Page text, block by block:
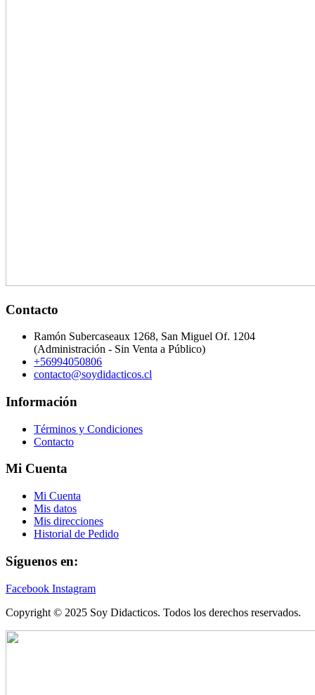
Contacto
Ramón Subercaseaux 1268, San Miguel Of. 1204
(Administración - Sin Venta a Público)
+56994050806
contacto@soydidacticos.cl
Información
Términos y Condiciones
Contacto
Mi Cuenta
Mi Cuenta
Mis datos
Mis direcciones
Historial de Pedido
Síguenos en:
Facebook Instagram
Copyright © 2025 Soy Didacticos. Todos los derechos reservados.